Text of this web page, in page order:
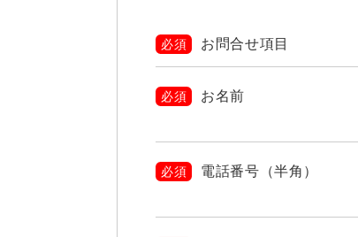
必須 お問合せ項目
必須 お名前
必須 電話番号（半角）